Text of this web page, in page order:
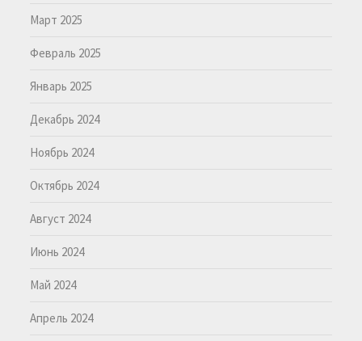
Март 2025
Февраль 2025
Январь 2025
Декабрь 2024
Ноябрь 2024
Октябрь 2024
Август 2024
Июнь 2024
Май 2024
Апрель 2024